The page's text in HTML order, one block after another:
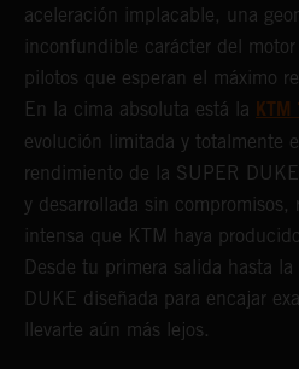
aceleración implacable, una
inconfundible carácter del
pilotos que esperan el máximo
En la cima absoluta está la KTM
evolución limitada y totalmente
rendimiento de la SUPER
y desarrollada sin compromisos,
intensa que KTM haya
Desde tu primera salida hasta
DUKE diseñada para encajar
llevarte aún más lejos.